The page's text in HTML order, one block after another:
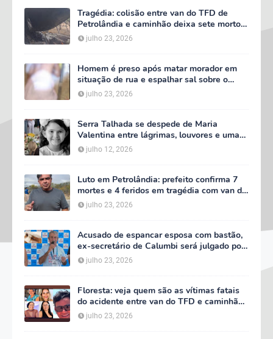
Tragédia: colisão entre van do TFD de
Petrolândia e caminhão deixa sete mortos
em Floresta
julho 23, 2026
Homem é preso após matar morador em
situação de rua e espalhar sal sobre o
corpo em Serra Talhada
julho 23, 2026
Serra Talhada se despede de Maria
Valentina entre lágrimas, louvores e uma
multidão que caminhou ao lado da família
julho 12, 2026
Luto em Petrolândia: prefeito confirma 7
mortes e 4 feridos em tragédia com van do
TFD e decreta três dias de luto oficial
julho 23, 2026
Acusado de espancar esposa com bastão,
ex-secretário de Calumbi será julgado por
tentativa de feminicídio
julho 23, 2026
Floresta: veja quem são as vítimas fatais
do acidente entre van do TFD e caminhão
na PE-360
julho 23, 2026